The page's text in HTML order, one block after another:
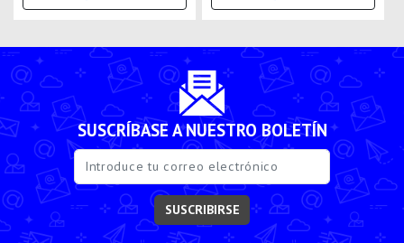
SUSCRÍBASE A NUESTRO BOLETÍN
SUSCRIBIRSE